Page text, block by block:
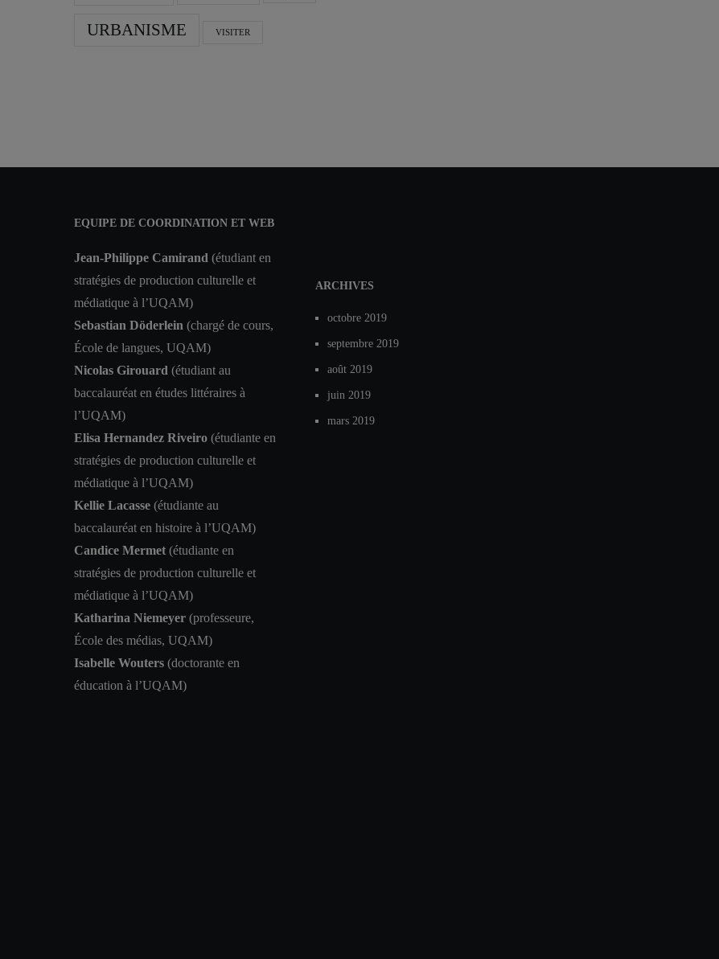
URBANISME VISITER
EQUIPE DE COORDINATION ET WEB
Jean-Philippe Camirand (étudiant en
stratégies de production culturelle et
médiatique à l’UQAM)
Sebastian Döderlein (chargé de cours,
École de langues, UQAM)
Nicolas Girouard (étudiant au
baccalauréat en études littéraires à
l’UQAM)
Elisa Hernandez Riveiro (étudiante en
stratégies de production culturelle et
médiatique à l’UQAM)
Kellie Lacasse (étudiante au
baccalauréat en histoire à l’UQAM)
Candice Mermet (étudiante en
stratégies de production culturelle et
médiatique à l’UQAM)
Katharina Niemeyer (professeure,
École des médias, UQAM)
Isabelle Wouters (doctorante en
éducation à l’UQAM)
ARCHIVES
octobre 2019
septembre 2019
août 2019
juin 2019
mars 2019